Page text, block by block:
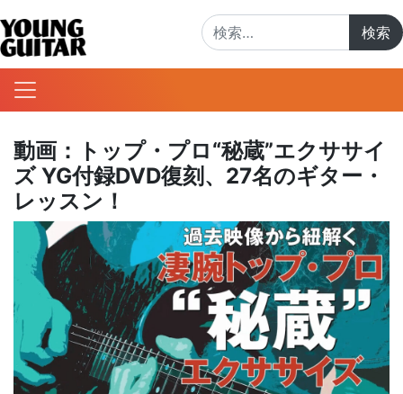
動画：トップ・プロ“秘蔵”エクササイ
ズ YG付録DVD復刻、27名のギター・
レッスン！